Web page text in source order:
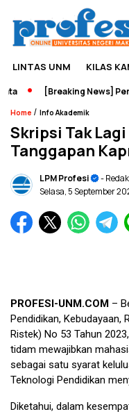
LINTAS UNM KILAS
[Breaking News]
Home / Info Akademik
Skripsi Tak
Tanggapan
LPM Profesi
-
Selasa, 5 September
PROFESI-UNM.COM –
Pendidikan, Kebudayaan,
Ristek) No 53 Tahun
tidam mewajibkan
sebagai satu syarat
Teknologi Pendidikan
Diketahui, dalam